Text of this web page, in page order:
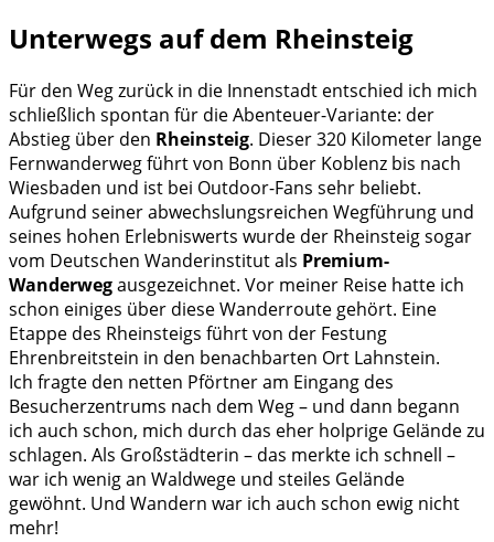
Unterwegs auf dem Rheinsteig
Für den Weg zurück in die Innenstadt entschied ich mich
schließlich spontan für die Abenteuer-Variante: der
Abstieg über den Rheinsteig. Dieser 320 Kilometer lange
Fernwanderweg führt von Bonn über Koblenz bis nach
Wiesbaden und ist bei Outdoor-Fans sehr beliebt.
Aufgrund seiner abwechslungsreichen Wegführung und
seines hohen Erlebniswerts wurde der Rheinsteig sogar
vom Deutschen Wanderinstitut als Premium-
Wanderwegausgezeichnet. Vor meiner Reise hatte ich
schon einiges über diese Wanderroute gehört. Eine
Etappe des Rheinsteigs führt von der Festung
Ehrenbreitstein in den benachbarten Ort Lahnstein.
Ich fragte den netten Pförtner am Eingang des
Besucherzentrums nach dem Weg – und dann begann
ich auch schon, mich durch das eher holprige Gelände zu
schlagen. Als Großstädterin – das merkte ich schnell –
war ich wenig an Waldwege und steiles Gelände
gewöhnt. Und Wandern war ich auch schon ewig nicht
mehr!